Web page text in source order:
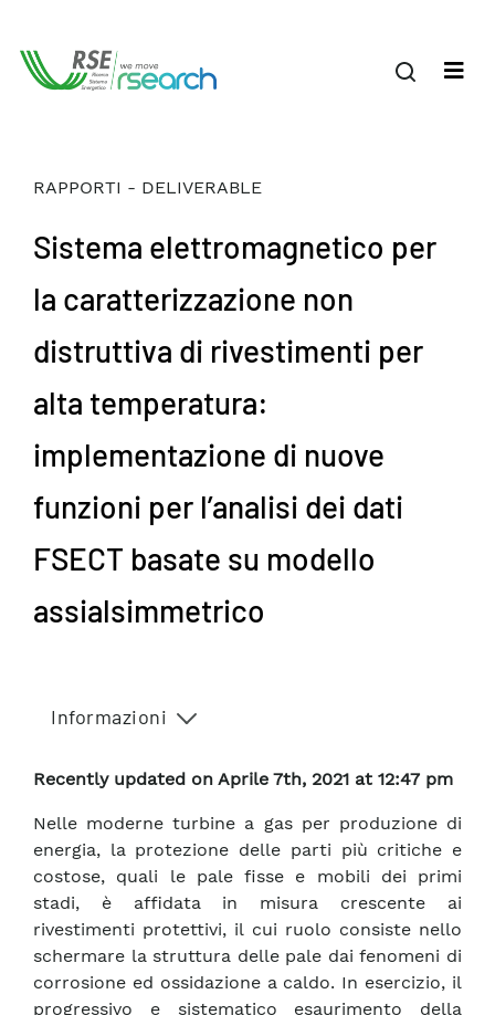
RAPPORTI - DELIVERABLE
Sistema elettromagnetico per
la caratterizzazione non
distruttiva di rivestimenti per
alta temperatura:
implementazione di nuove
funzioni per l’analisi dei dati
FSECT basate su modello
assialsimmetrico
Informazioni
Recently updated on Aprile 7th, 2021 at 12:47 pm
Nelle moderne turbine a gas per produzione di
energia, la protezione delle parti più critiche e
costose, quali le pale fisse e mobili dei primi
stadi, è affidata in misura crescente ai
rivestimenti protettivi, il cui ruolo consiste nello
schermare la struttura delle pale dai fenomeni di
corrosione ed ossidazione a caldo. In esercizio, il
progressivo e sistematico esaurimento della